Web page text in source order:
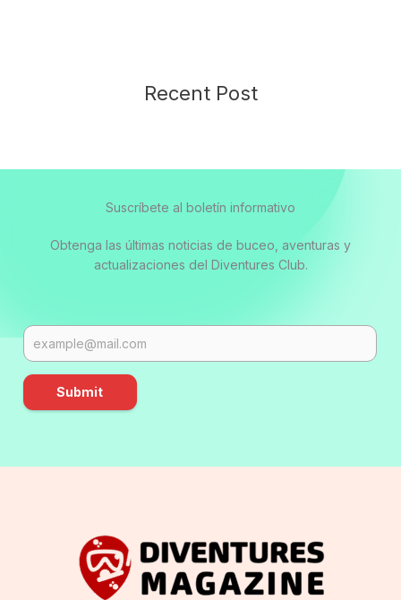
Recent Post
Suscríbete al boletín informativo
Obtenga las últimas noticias de buceo, aventuras y
actualizaciones del Diventures Club.
Submit